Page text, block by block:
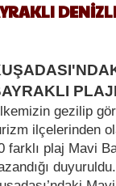
gezilip
ilçelerinden
farklı plaj Mavi
duyuruldu.